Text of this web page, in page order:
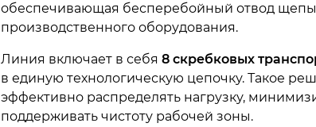
обеспечивающая бесперебойный отвод щепы
производственного оборудования.
Линия включает в себя 8 скребковых
в единую технологическую цепочку. Такое
эффективно распределять нагрузку,
поддерживать чистоту рабочей зоны.